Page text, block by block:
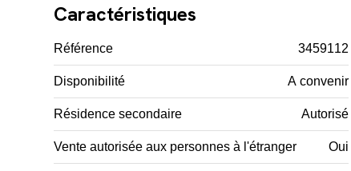
Caractéristiques
Référence 3459112
Disponibilité A convenir
Résidence secondaire Autorisé
Vente autorisée aux personnes à l'étranger Oui